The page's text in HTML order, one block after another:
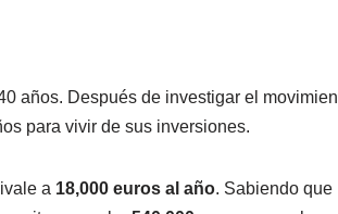
años. Después de investigar el
para vivir de sus inversiones.
a 18,000 euros al año. Sabiendo que